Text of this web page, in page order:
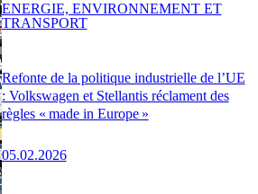
Refonte de la politique industrielle de l’UE
: Volkswagen et Stellantis réclament des
règles « made in Europe »
05.02.2026
ENERGIE, ENVIRONNEMENT ET
TRANSPORT